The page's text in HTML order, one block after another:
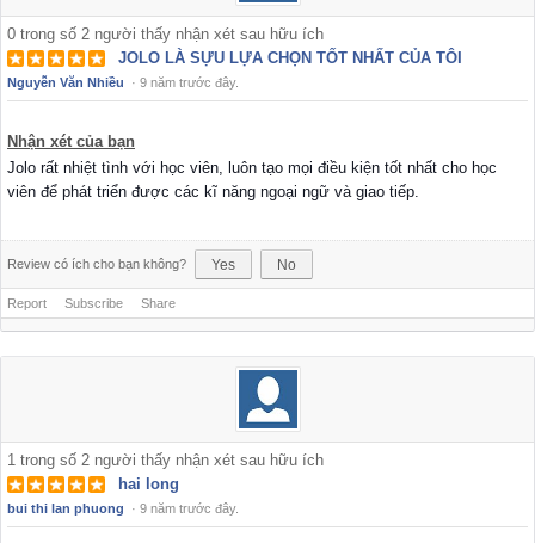
0 trong số 2 người thấy nhận xét sau hữu ích
JOLO LÀ SỰU LỰA CHỌN TỐT NHẤT CỦA TÔI
Nguyễn Văn Nhiều · 9 năm trước đây.
Nhận xét của bạn
Jolo rất nhiệt tình với học viên, luôn tạo mọi điều kiện tốt nhất cho học
viên để phát triển được các kĩ năng ngoại ngữ và giao tiếp.
Review có ích cho bạn không? Yes No
Report Subscribe Share
1 trong số 2 người thấy nhận xét sau hữu ích
hai long
bui thi lan phuong · 9 năm trước đây.